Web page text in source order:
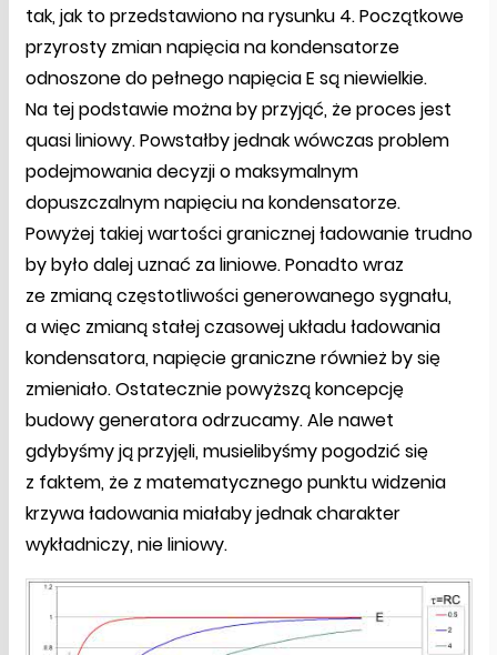
tak, jak to przedstawiono na rysunku 4. Początkowe
przyrosty zmian napięcia na kondensatorze
odnoszone do pełnego napięcia E są niewielkie.
Na tej podstawie można by przyjąć, że proces jest
quasi liniowy. Powstałby jednak wówczas problem
podejmowania decyzji o maksymalnym
dopuszczalnym napięciu na kondensatorze.
Powyżej takiej wartości granicznej ładowanie trudno
by było dalej uznać za liniowe. Ponadto wraz
ze zmianą częstotliwości generowanego sygnału,
a więc zmianą stałej czasowej układu ładowania
kondensatora, napięcie graniczne również by się
zmieniało. Ostatecznie powyższą koncepcję
budowy generatora odrzucamy. Ale nawet
gdybyśmy ją przyjęli, musielibyśmy pogodzić się
z faktem, że z matematycznego punktu widzenia
krzywa ładowania miałaby jednak charakter
wykładniczy, nie liniowy.